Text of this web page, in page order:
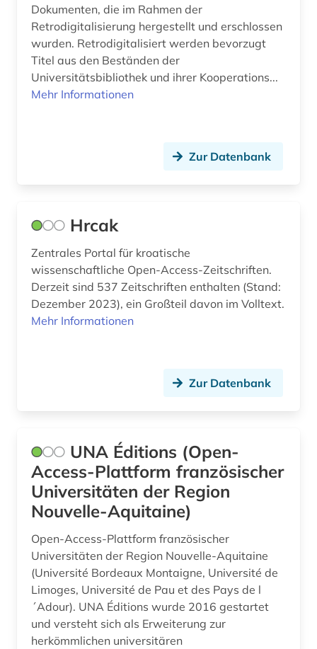
tiere (1)
umwelt (1)
umweltschutz (1)
umwelttechnik (1)
umweltwissenschaften (1)
unfall (1)
unterhaltung (1)
unternehmen (1)
verzeichnis (1)
video (2)
volkskunde (1)
weltgeschichte (1)
werkstoff (1)
werkstoffe (2)
werkstoffkunde (3)
Dokumenten, die im Rahmen der
Retrodigitalisierung hergestellt und erschlossen
wurden. Retrodigitalisiert werden bevorzugt
Titel aus den Beständen der
Universitätsbibliothek und ihrer Kooperations...
Mehr Informationen
Zur Datenbank
Hrcak
Zentrales Portal für kroatische
wissenschaftliche Open-Access-Zeitschriften.
Derzeit sind 537 Zeitschriften enthalten (Stand:
Dezember 2023), ein Großteil davon im Volltext.
Mehr Informationen
Zur Datenbank
UNA Éditions (Open-
Access-Plattform französischer
Universitäten der Region
Nouvelle-Aquitaine)
Open-Access-Plattform französischer
Universitäten der Region Nouvelle-Aquitaine
(Université Bordeaux Montaigne, Université de
Limoges, Université de Pau et des Pays de l
´Adour). UNA Éditions wurde 2016 gestartet
und versteht sich als Erweiterung zur
herkömmlichen universitären